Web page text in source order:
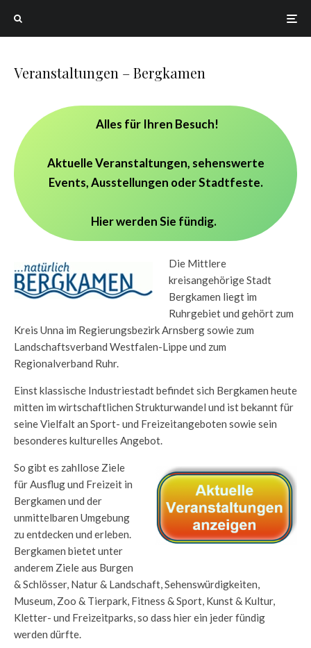
Veranstaltungen – Bergkamen
Alles für Ihren Besuch!
Aktuelle Veranstaltungen, sehenswerte
Events, Ausstellungen oder Stadtfeste.
Hier werden Sie fündig.
Die Mittlere
kreisangehörige Stadt
Bergkamen liegt im
Ruhrgebiet und gehört zum
Kreis Unna im Regierungsbezirk Arnsberg sowie zum
Landschaftsverband Westfalen-Lippe und zum
Regionalverband Ruhr.
Einst klassische Industriestadt befindet sich Bergkamen heute
mitten im wirtschaftlichen Strukturwandel und ist bekannt für
seine Vielfalt an Sport- und Freizeitangeboten sowie sein
besonderes kulturelles Angebot.
So gibt es zahllose Ziele
für Ausflug und Freizeit in
Bergkamen und der
unmittelbaren Umgebung
zu entdecken und erleben.
Bergkamen bietet unter
anderem Ziele aus Burgen
& Schlösser, Natur & Landschaft, Sehenswürdigkeiten,
Museum, Zoo & Tierpark, Fitness & Sport, Kunst & Kultur,
Kletter- und Freizeitparks, so dass hier ein jeder fündig
werden dürfte.